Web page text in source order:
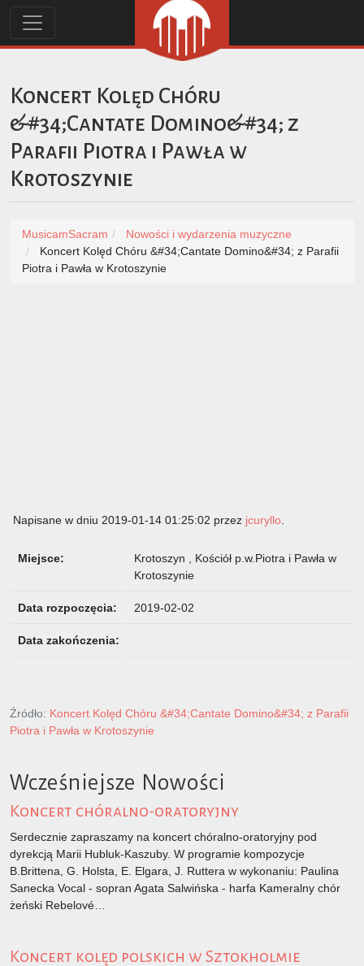
Koncert Kolęd Chóru
&#34;Cantate Domino&#34; z
Parafii Piotra i Pawła w
Krotoszynie
MusicamSacram
Nowości i wydarzenia muzyczne
Koncert Kolęd Chóru &#34;Cantate Domino&#34; z Parafii
Piotra i Pawła w Krotoszynie
Napisane w dniu 2019-01-14 01:25:02 przez jcuryllo
Miejsce:
Krotoszyn , Kościół p.w.Piotra i Pawła w
Krotoszynie
Data rozpoczęcia: 2019-02-02
Data zakończenia:
Źródło: Koncert Kolęd Chóru &#34;Cantate Domino&#34; z Parafii
Piotra i Pawła w Krotoszynie
Wcześniejsze Nowości
Koncert chóralno-oratoryjny
Serdecznie zapraszamy na koncert chóralno-oratoryjny pod
dyrekcją Marii Hubluk-Kaszuby. W programie kompozycje
B.Brittena, G. Holsta, E. Elgara, J. Ruttera w wykonaniu: Paulina
Sanecka Vocal - sopran Agata Salwińska - harfa Kameralny chór
żeński Rebelové…
Koncert kolęd polskich w Sztokholmie